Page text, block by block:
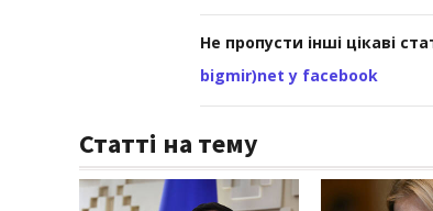
Не пропусти інші цікаві
bigmir)net у facebook
Статті на тему